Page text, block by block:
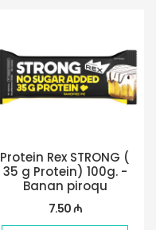
Protein Rex STRONG (
35 g Protein) 100g. -
Banan piroqu
7.50 ₼